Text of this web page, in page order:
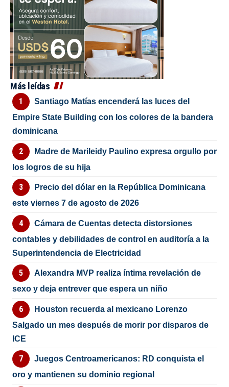
Más leídas
Santiago Matías encenderá las luces del
Empire State Building con los colores de la bandera
dominicana
Madre de Marileidy Paulino expresa orgullo por
los logros de su hija
Precio del dólar en la República Dominicana
este viernes 7 de agosto de 2026
Cámara de Cuentas detecta distorsiones
contables y debilidades de control en auditoría a la
Superintendencia de Electricidad
Alexandra MVP realiza íntima revelación de
sexo y deja entrever que espera un niño
Houston recuerda al mexicano Lorenzo
Salgado un mes después de morir por disparos de
ICE
Juegos Centroamericanos: RD conquista el
oro y mantienen su dominio regional